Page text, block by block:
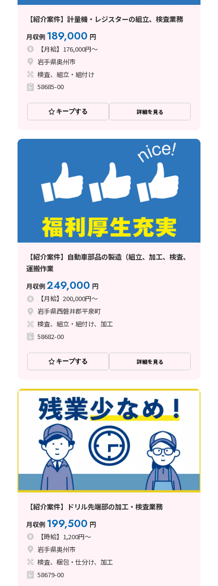
【紹介案件】計量機・レジスターの組立、検査業務
月収例 189,000 円
【月給】176,000円～
岩手県奥州市
検査、組立・組付け
58685-00
キープする 詳細を見る
【紹介案件】自動車部品の製造（組立、加工、検査、
運搬作業
月収例249,000 円
【月給】200,000円～
岩手県西磐井郡平泉町
検査、組立・組付け、加工
58682-00
キープする 詳細を見る
【紹介案件】ドリル先端部の加工・検査業務
月収例 199,500 円
【時給】1,200円～
岩手県奥州市
検査、梱包・仕分け、加工
58679-00